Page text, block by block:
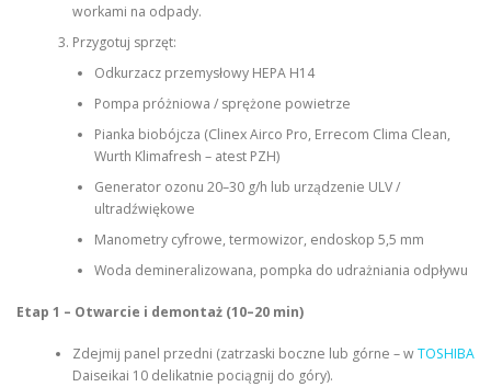
workami na odpady.
Przygotuj sprzęt:
Odkurzacz przemysłowy HEPA H14
Pompa próżniowa / sprężone powietrze
Pianka biobójcza (Clinex Airco Pro, Errecom Clima Clean,
Wurth Klimafresh – atest PZH)
Generator ozonu 20–30 g/h lub urządzenie ULV /
ultradźwiękowe
Manometry cyfrowe, termowizor, endoskop 5,5 mm
Woda demineralizowana, pompka do udrażniania odpływu
Etap 1 – Otwarcie i demontaż (10–20 min)
Zdejmij panel przedni (zatrzaski boczne lub górne – wTOSHIBA
Daiseikai 10 delikatnie pociągnij do góry).